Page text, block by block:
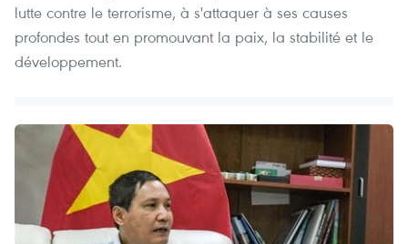
lutte contre le terrorisme, à s'attaquer à ses causes
profondes tout en promouvant la paix, la stabilité et le
développement.